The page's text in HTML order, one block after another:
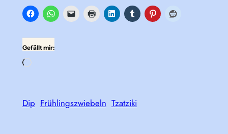
Gefällt mir:
Wird
Dip Frühlingszwiebeln Tzatziki